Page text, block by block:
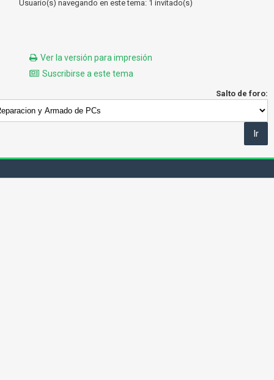
Usuario(s) navegando en este tema: 1 invitado(s)
Ver la versión para impresión
Suscribirse a este tema
Salto de foro: